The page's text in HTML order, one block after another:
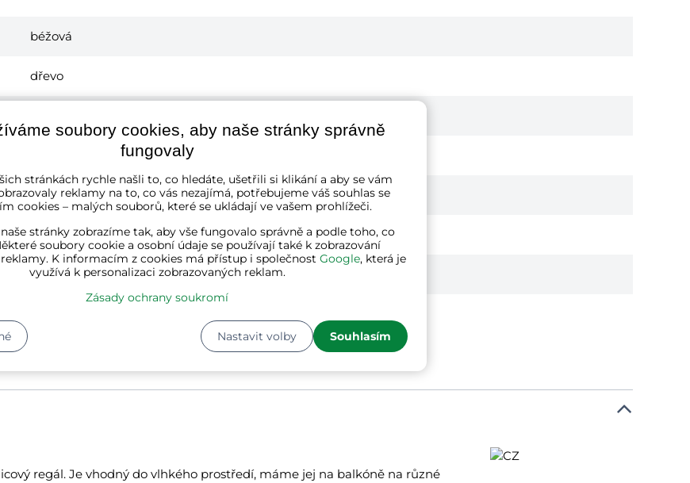
béžová
dřevo
33 cm
1
6Kg
regál. Je vhodný do vlhkého prostředí, máme jej na balkóně na různé
soubory cookies, aby naše stránky správně
fungovaly
stránkách rychle našli to, co hledáte, ušetřili si klikání a aby se vám
reklamy na to, co vás nezajímá, potřebujeme váš souhlas se
cookies – malých souborů, které se ukládají ve vašem prohlížeči.
stránky zobrazíme tak, aby vše fungovalo správně a podle toho, co
soubory cookie a osobní údaje se používají také k zobrazování
K informacím z cookies má přístup i společnost Google, která je
využívá k personalizaci zobrazovaných reklam.
Zásady ochrany soukromí
Nastavit volby Souhlasím